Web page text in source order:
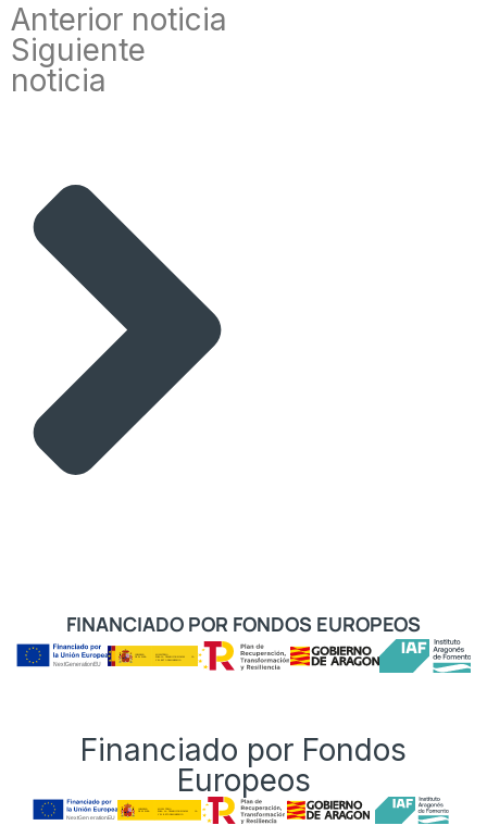
Anterior noticia
Siguiente
noticia
FINANCIADO POR FONDOS EUROPEOS
Financiado por Fondos
Europeos